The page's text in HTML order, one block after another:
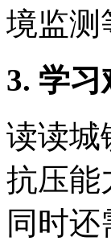
境监测
3. 学
读读城
抗压能
同时